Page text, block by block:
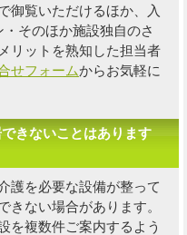
御覧いただけるほか、入
そのほか施設独自のさ
リットを熟知した担当者
せフォームからお気軽に
きないことはあります
護を必要な設備が整って
きない場合があります。
を複数件ご案内するよう